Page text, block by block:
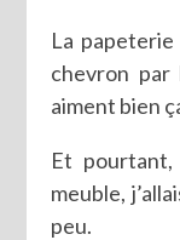
La
chevron par
aiment bien
Et
meuble,
peu.